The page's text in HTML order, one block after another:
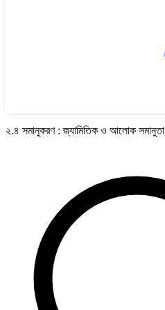
২.৪ সমানুকরণ : জ্যামিতিক ও আলোক সমানুতা